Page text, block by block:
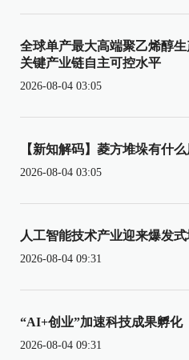
全球单产最大高端聚乙烯醇
关键产业链自主可控水平
2026-08-04 03:05
【新知解码】菱方堆垛有什么
2026-08-04 03:05
人工智能技术产业迎来爆发
2026-08-04 09:31
“AI+创业”加速科技成果孵化
2026-08-04 09:31